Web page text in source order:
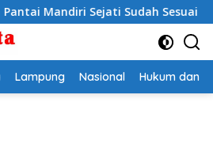
Sudah Sesuai Spesifikasi
Lampung Nasional Hukum dan